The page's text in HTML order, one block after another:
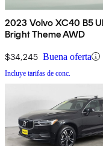
2023 Volvo XC40 B5
Bright Theme AWD
$34,245 Buena oferta
Incluye tarifas de conc.